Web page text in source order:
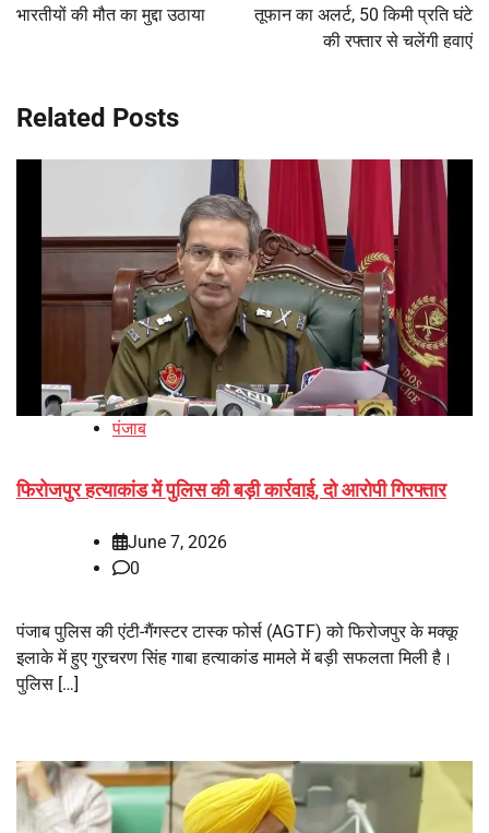
भारतीयों की मौत का मुद्दा उठाया
तूफान का अलर्ट, 50 किमी प्रति घंटे
की रफ्तार से चलेंगी हवाएं
Related Posts
पंजाब
फिरोजपुर हत्याकांड में पुलिस की बड़ी कार्रवाई, दो आरोपी गिरफ्तार
June 7, 2026
0
पंजाब पुलिस की एंटी-गैंगस्टर टास्क फोर्स (AGTF) को फिरोजपुर के मक्कू
इलाके में हुए गुरचरण सिंह गाबा हत्याकांड मामले में बड़ी सफलता मिली है।
पुलिस […]